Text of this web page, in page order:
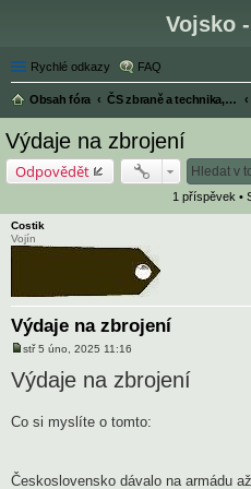
Vojsko
Rychlé odkazy FAQ
Obsah fóra ČS zbraně a technika, armáda, historie ČSR
Výdaje na zbrojení
Odpovědět
1 příspěvek •
Costik
Vojín
Výdaje na zbrojení
ř
ě
stř 5 úno, 2025 11:16
Výdaje na zbrojení
Co si myslíte o tomto:
Československo dávalo na armádu